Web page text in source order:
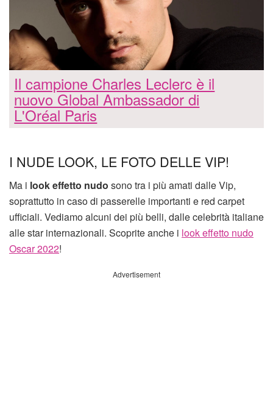
Il campione Charles Leclerc è il
nuovo Global Ambassador di
L'Oréal Paris
I NUDE LOOK, LE FOTO DELLE VIP!
Ma i look effetto nudo sono tra i più amati dalle Vip,
soprattutto in caso di passerelle importanti e red carpet
ufficiali. Vediamo alcuni dei più belli, dalle celebrità italiane
alle star internazionali. Scoprite anche i look effetto nudo
Oscar 2022!
Advertisement